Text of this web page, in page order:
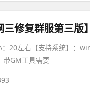
：20左右【支持系统】：
带GM工具需要